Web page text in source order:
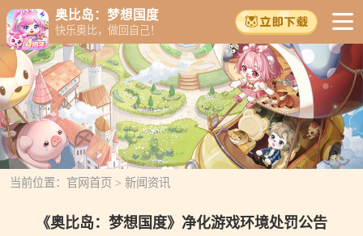
奥比岛：梦想国度
快乐奥比，做回自己！
当前位置： 官网首页 > 新闻资讯
《奥比岛：梦想国度》净化游戏环境处罚公告